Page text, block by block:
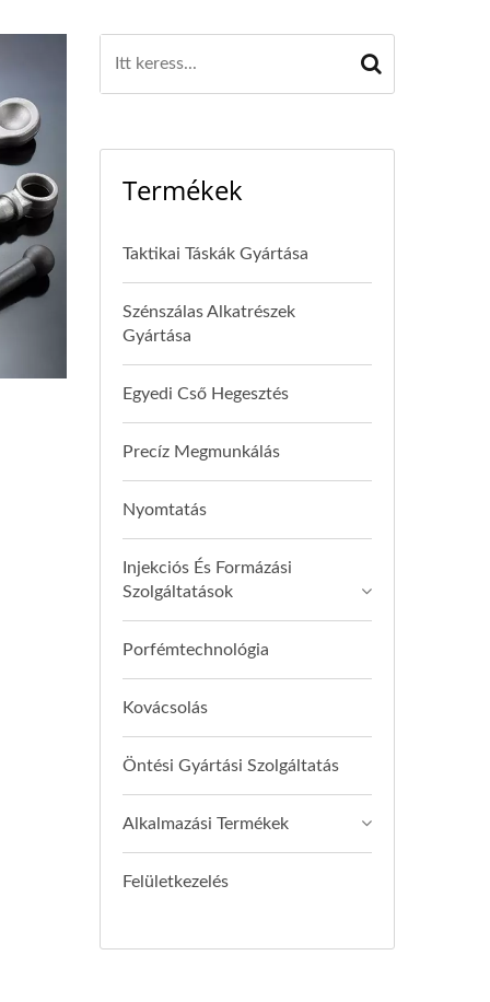
Termékek
Taktikai Táskák Gyártása
Szénszálas Alkatrészek
Gyártása
Egyedi Cső Hegesztés
Precíz Megmunkálás
Nyomtatás
Injekciós És Formázási
Szolgáltatások
Porfémtechnológia
Kovácsolás
Öntési Gyártási Szolgáltatás
Alkalmazási Termékek
Felületkezelés